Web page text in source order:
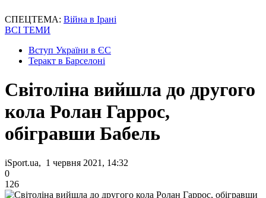
СПЕЦТЕМА: Війна в Ірані
ВСІ ТЕМИ
Вступ України в ЄС
Теракт в Барселоні
Світоліна вийшла до другого
кола Ролан Гаррос,
обігравши Бабель
iSport.ua, 1 червня 2021, 14:32
0
126